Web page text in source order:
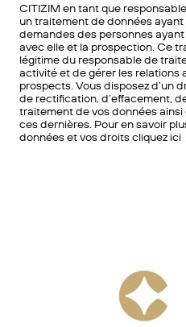
CITIZIM en tant que
un traitement de données
demandes des personnes
avec elle et la prospection. Ce
légitime du responsable de
activité et de gérer les relations
prospects. Vous disposez d’un
de rectification, d’effacement,
traitement de vos données
ces dernières. Pour en savoir
données et vos droits cliquez ici